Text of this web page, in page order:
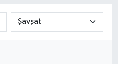
Haritası